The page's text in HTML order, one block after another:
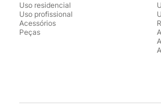
Uso residencial
Uso profissional
Acessórios
Peças